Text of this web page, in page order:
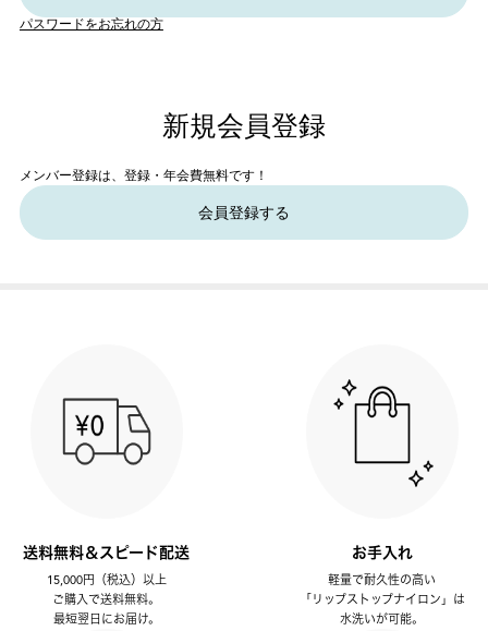
パスワードをお忘れの方
新規会員登録
メンバー登録は、登録・年会費無料です！
会員登録する
送料無料＆スピード配送
15,000円（税込）以上
ご購入で送料無料。
最短翌日にお届け。
お手入れ
軽量で耐久性の高い
「リップストップナイロン」は
水洗いが可能。